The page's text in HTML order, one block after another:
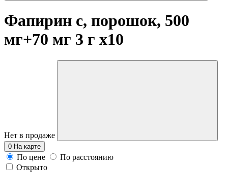
Фапирин с, порошок, 500
мг+70 мг 3 г x10
Нет в продаже
0 На карте
По цене
По расстоянию
Открыто